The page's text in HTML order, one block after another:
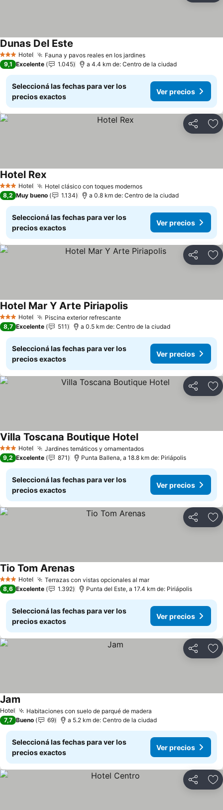
3 Estrellas
Hotel Fauna y pavos reales en los jardines
Dunas Del Este
9,1 Excelente 1.045 a 4.4 km de: Centro de la ciudad
Seleccioná las fechas para ver los
precios exactos
Ver precios
Compartir
3 Estrellas
Hotel Hotel clásico con toques modernos
Hotel Rex
8,2 Muy bueno 1.134 a 0.8 km de: Centro de la ciudad
Seleccioná las fechas para ver los
precios exactos
Ver precios
Compartir
3 Estrellas
Hotel Piscina exterior refrescante
Hotel Mar Y Arte Piriapolis
8,7 Excelente 511 a 0.5 km de: Centro de la ciudad
Seleccioná las fechas para ver los
precios exactos
Ver precios
Compartir
3 Estrellas
Hotel Jardines temáticos y ornamentados
Villa Toscana Boutique Hotel
9,2 Excelente 871 Punta Ballena, a 18.8 km de: Piriápolis
Seleccioná las fechas para ver los
precios exactos
Ver precios
Compartir
3 Estrellas
Hotel Terrazas con vistas opcionales al mar
Tio Tom Arenas
8,6 Excelente 1.392 Punta del Este, a 17.4 km de: Piriápolis
Seleccioná las fechas para ver los
precios exactos
Ver precios
Compartir
Hotel Habitaciones con suelo de parqué de madera
Jam
7,7 Bueno 69 a 5.2 km de: Centro de la ciudad
Seleccioná las fechas para ver los
precios exactos
Ver precios
Compartir